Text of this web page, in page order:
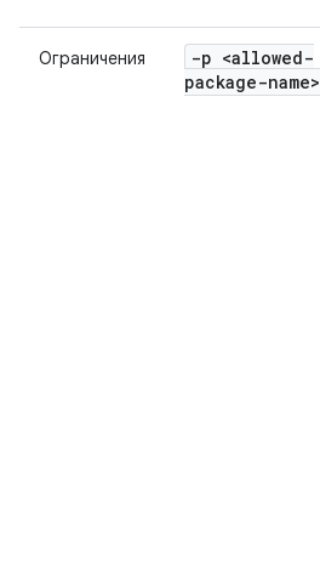
Ограничения
-p <allowed-
package-name>